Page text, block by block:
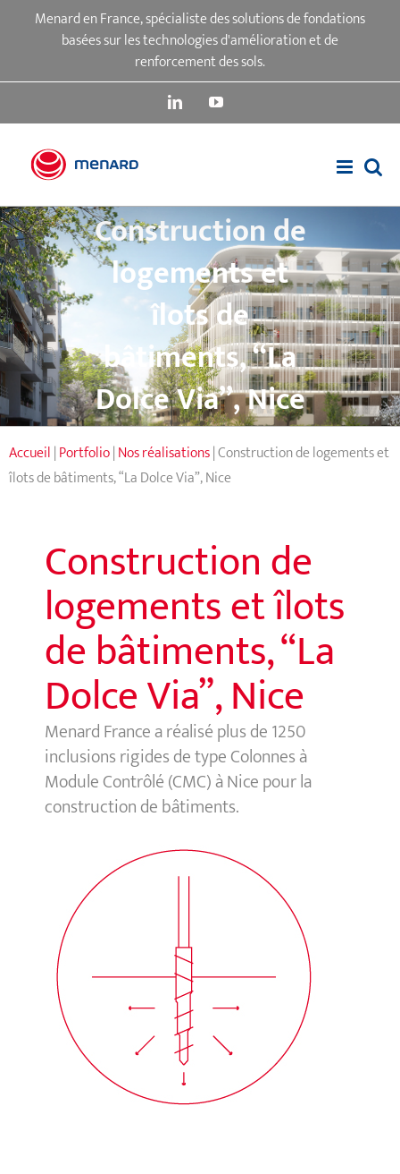
PasserMenard en France, spécialiste des solutions de fondations
basées sur les technologies d'amélioration et de
renforcement des sols.
LinkedInYouTube
Construction de
logements et
îlots de
bâtiments, “La
Dolce Via”, Nice
Accueil|Portfolio|Nos réalisations|Construction de logements et
îlots de bâtiments, “La Dolce Via”, Nice
Construction de
logements et îlots
de bâtiments, “La
Dolce Via”, Nice
Menard France a réalisé plus de 1250
inclusions rigides de type Colonnes à
Module Contrôlé (CMC) à Nice pour la
construction de bâtiments.